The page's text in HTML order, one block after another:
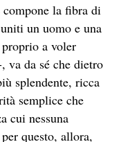
la fibra di
un uomo e una
a voler
va da sé che dietro
splendente, ricca
semplice che
cui nessuna
questo, allora,